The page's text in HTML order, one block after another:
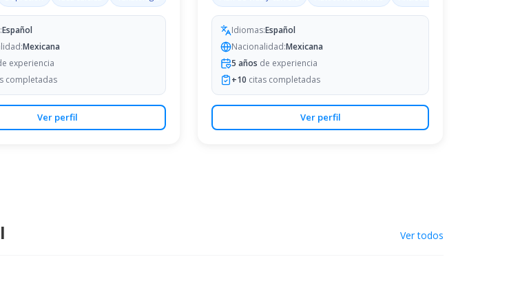
Español
Mexicana
experiencia
completadas
Ver perfil
Idiomas:Español
Nacionalidad:Mexicana
5 años de experiencia
+10 citas completadas
Ver perfil
Ver todos